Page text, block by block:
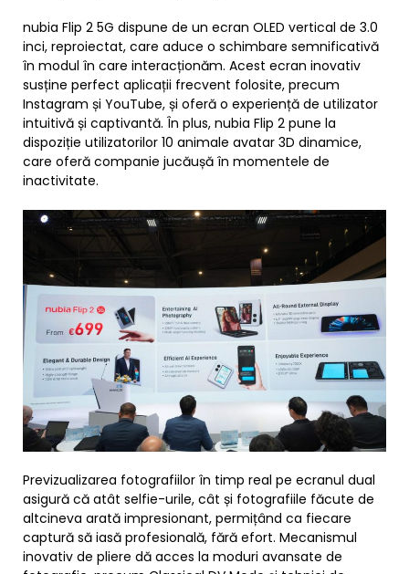
nubia Flip 2 5G dispune de un ecran OLED vertical de 3.0
inci, reproiectat, care aduce o schimbare semnificativă
în modul în care interacționăm. Acest ecran inovativ
susține perfect aplicații frecvent folosite, precum
Instagram și YouTube, și oferă o experiență de utilizator
intuitivă și captivantă. În plus, nubia Flip 2 pune la
dispoziție utilizatorilor 10 animale avatar 3D dinamice,
care oferă companie jucăușă în momentele de
inactivitate.
Previzualizarea fotografiilor în timp real pe ecranul dual
asigură că atât selfie-urile, cât și fotografiile făcute de
altcineva arată impresionant, permițând ca fiecare
captură să iasă profesională, fără efort. Mecanismul
inovativ de pliere dă acces la moduri avansate de